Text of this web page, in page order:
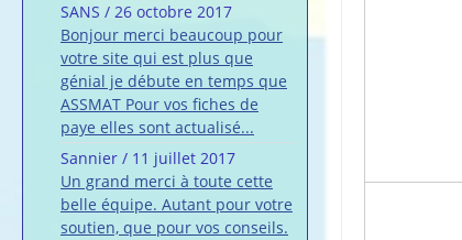
SANS / 26 octobre 2017
Bonjour merci beaucoup pour
votre site qui est plus que
génial je débute en temps que
ASSMAT Pour vos fiches de
paye elles sont actualisé...
Sannier / 11 juillet 2017
Un grand merci à toute cette
belle équipe. Autant pour votre
soutien, que pour vos conseils.